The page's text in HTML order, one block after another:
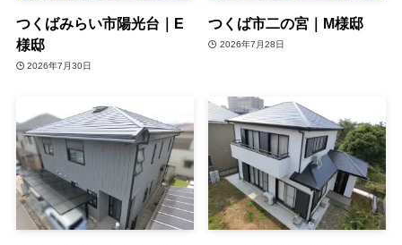
つくばみらい市陽光台｜E
様邸
2026年7月30日
つくば市二の宮｜M様邸
2026年7月28日